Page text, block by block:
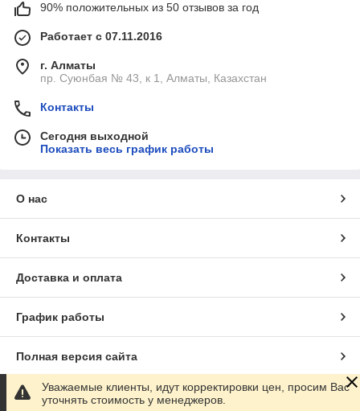
90% положительных из 50 отзывов за год
Работает с 07.11.2016
г. Алматы
пр. Суюнбая № 43, к 1, Алматы, Казахстан
Контакты
Сегодня выходной
Показать весь график работы
О нас
Контакты
Доставка и оплата
График работы
Полная версия сайта
Сайт создан на маркетплейсеSatu.kz
Уважаемые клиенты, идут корректировки цен, просим Вас
уточнять стоимость у менеджеров.